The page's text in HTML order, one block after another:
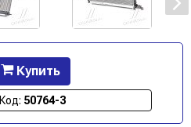
Купить
Код: 50764-3